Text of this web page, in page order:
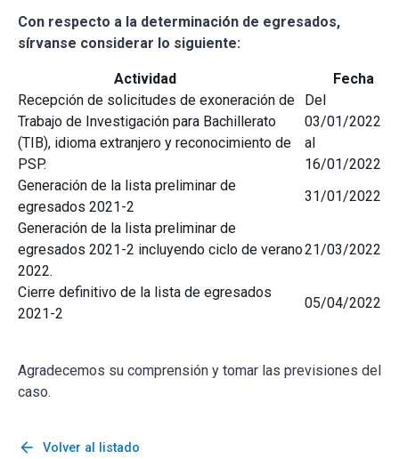
Con respecto a la determinación de egresados,
sírvanse considerar lo siguiente:
Actividad
Fecha
Recepción de solicitudes de exoneración de
Trabajo de Investigación para Bachillerato
(TIB), idioma extranjero y reconocimiento de
PSP.
Del
03/01/2022
al
16/01/2022
Generación de la lista preliminar de
egresados 2021-2
31/01/2022
Generación de la lista preliminar de
egresados 2021-2 incluyendo ciclo de verano
2022.
21/03/2022
Cierre definitivo de la lista de egresados
2021-2
05/04/2022
Agradecemos su comprensión y tomar las previsiones del
caso.
arrow_back Volver al listado